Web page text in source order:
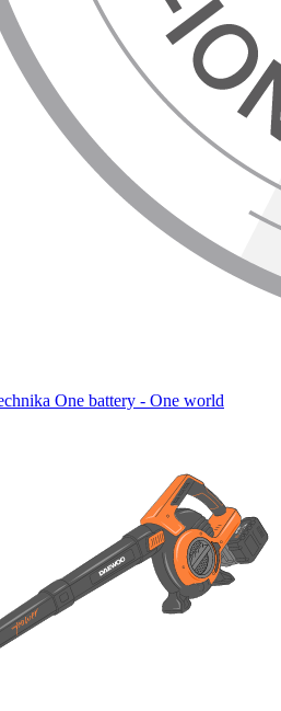
One battery - One world